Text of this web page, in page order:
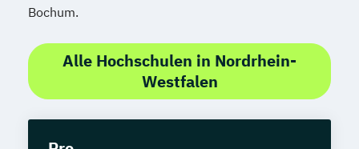
Bochum.
Alle Hochschulen in Nordrhein-
Westfalen